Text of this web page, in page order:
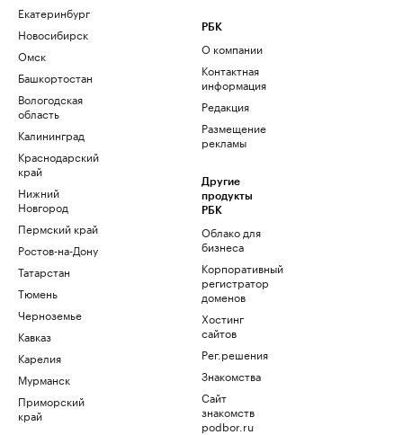
Екатеринбург
Новосибирск
Омск
Башкортостан
Вологодская
область
Калининград
Краснодарский
край
Нижний
Новгород
Пермский край
Ростов-на-Дону
Татарстан
Тюмень
Черноземье
Кавказ
Карелия
Мурманск
Приморский
край
РБК
О компании
Контактная
информация
Редакция
Размещение
рекламы
Другие
продукты
РБК
Облако для
бизнеса
Корпоративный
регистратор
доменов
Хостинг
сайтов
Рег.решения
Знакомства
Сайт
знакомств
podbor.ru